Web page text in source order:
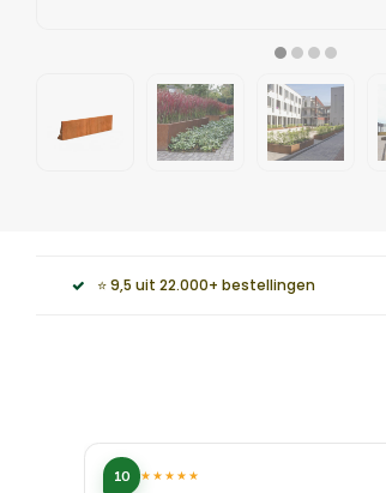
⭐ 9,5 uit 22.000+ bestellingen
10 ★★★★★